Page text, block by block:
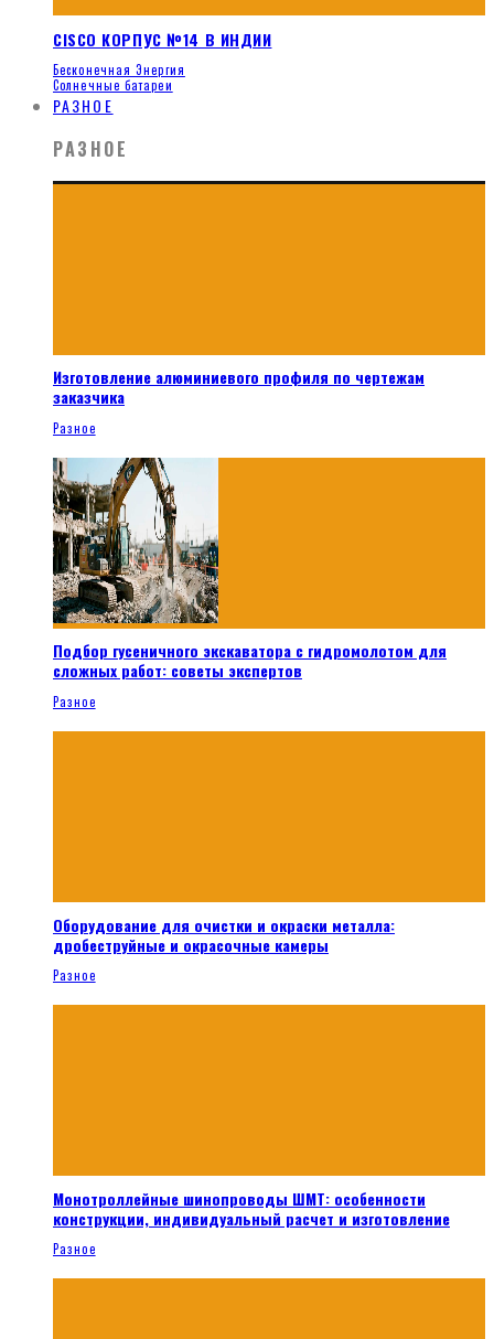
CISCO КОРПУС №14 В ИНДИИ
Бесконечная Энергия
Солнечные батареи
РАЗНОЕ
РАЗНОЕ
Изготовление алюминиевого профиля по чертежам
заказчика
Разное
Подбор гусеничного экскаватора с гидромолотом для
сложных работ: советы экспертов
Разное
Оборудование для очистки и окраски металла:
дробеструйные и окрасочные камеры
Разное
Монотроллейные шинопроводы ШМТ: особенности
конструкции, индивидуальный расчет и изготовление
Разное